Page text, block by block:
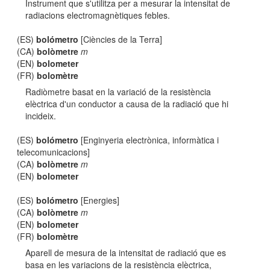
Instrument que s'utilitza per a mesurar la intensitat de
radiacions electromagnètiques febles.
(ES)bolómetro [Ciències de la Terra]
(CA)bolòmetre m
(EN)bolometer
(FR)bolomètre
Radiòmetre basat en la variació de la resistència
elèctrica d'un conductor a causa de la radiació que hi
incideix.
(ES)bolómetro [Enginyeria electrònica, informàtica i
telecomunicacions]
(CA)bolòmetre m
(EN)bolometer
(ES)bolómetro [Energies]
(CA)bolòmetre m
(EN)bolometer
(FR)bolomètre
Aparell de mesura de la intensitat de radiació que es
basa en les variacions de la resistència elèctrica,